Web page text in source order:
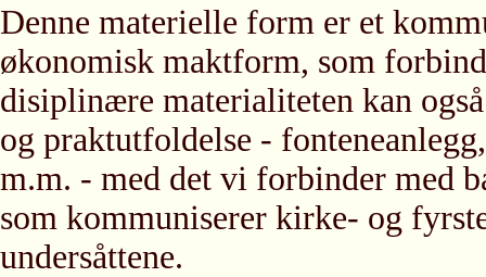
Denne materielle form er et
økonomisk maktform, som
disiplinære materialiteten kan
og praktutfoldelse -
m.m. - med det vi forbinder med
som kommuniserer kirke- og
undersåttene.